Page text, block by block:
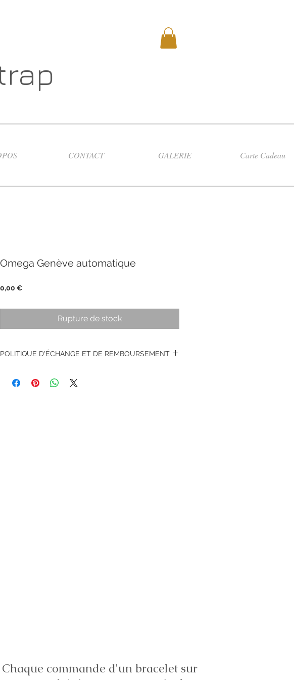
CONTACT GALERIE Carte Cadeau
Omega Genève automatique
0,00 €Prix
Rupture de stock
POLITIQUE D'ÉCHANGE ET DE REMBOURSEMENT
Chaque commande d'un bracelet sur